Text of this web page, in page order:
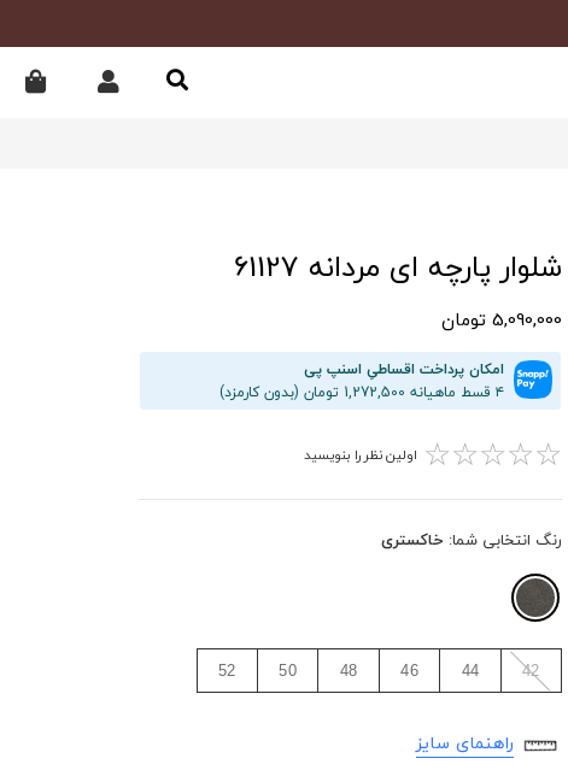
شلوار پارچه ای مردانه 61127
5,090,000 تومان
امکان پرداخت اقساطیِ اسنپ پی
۴ قسط ماهیانه 1,272,500 تومان (بدون کارمزد)
☆
☆
☆
☆
☆ اولین نظر را بنویسید
رنگ انتخابی شما: خاکستری
42
44
46
48
50
52
راهنمای سایز